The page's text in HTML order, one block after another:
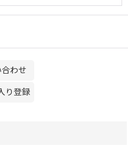
合わせ
り登録